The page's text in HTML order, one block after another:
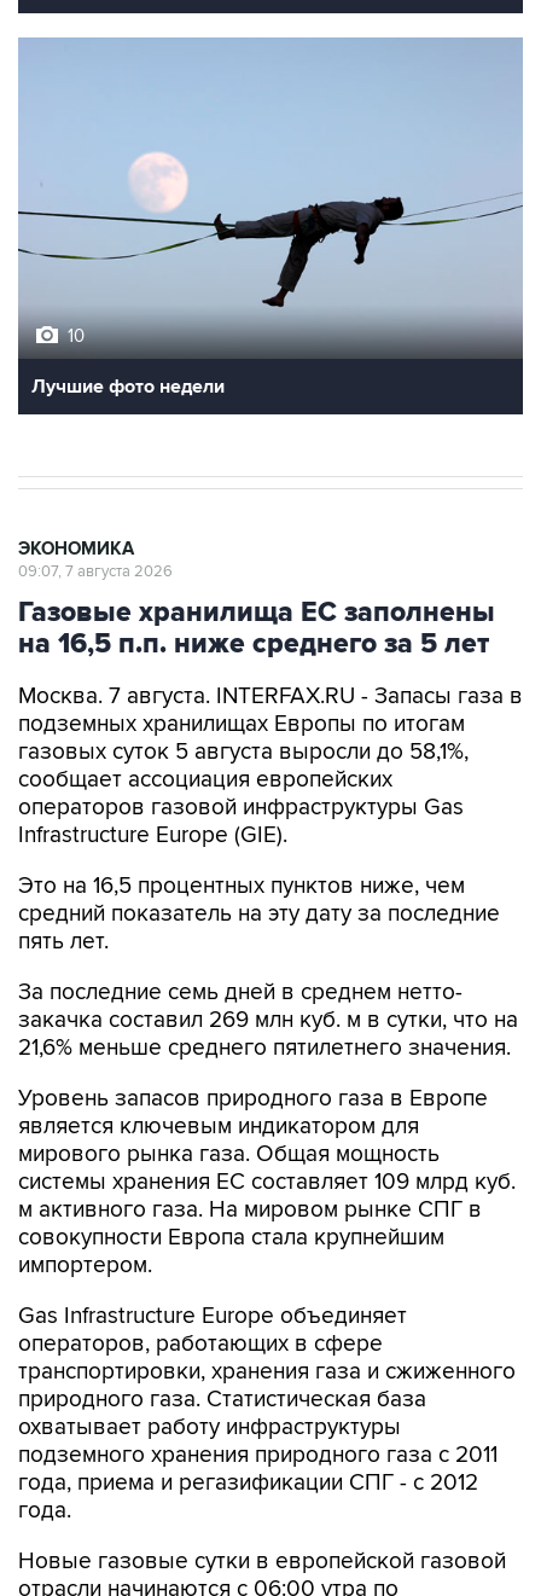
10
Лучшие фото недели
ЭКОНОМИКА
09:07, 7 августа 2026
Газовые хранилища ЕС заполнены
на 16,5 п.п. ниже среднего за 5 лет
Москва. 7 августа. INTERFAX.RU - Запасы газа в
подземных хранилищах Европы по итогам
газовых суток 5 августа выросли до 58,1%,
сообщает ассоциация европейских
операторов газовой инфраструктуры Gas
Infrastructure Europe (GIE).
Это на 16,5 процентных пунктов ниже, чем
средний показатель на эту дату за последние
пять лет.
За последние семь дней в среднем нетто-
закачка составил 269 млн куб. м в сутки, что на
21,6% меньше среднего пятилетнего значения.
Уровень запасов природного газа в Европе
является ключевым индикатором для
мирового рынка газа. Общая мощность
системы хранения ЕС составляет 109 млрд куб.
м активного газа. На мировом рынке СПГ в
совокупности Европа стала крупнейшим
импортером.
Gas Infrastructure Europe объединяет
операторов, работающих в сфере
транспортировки, хранения газа и сжиженного
природного газа. Статистическая база
охватывает работу инфраструктуры
подземного хранения природного газа с 2011
года, приема и регазификации СПГ - с 2012
года.
Новые газовые сутки в европейской газовой
отрасли начинаются c 06:00 утра по